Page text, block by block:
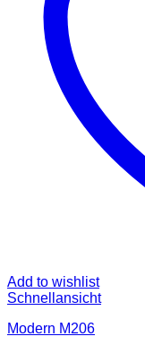
Add to wishlist
Schnellansicht
Modern M206